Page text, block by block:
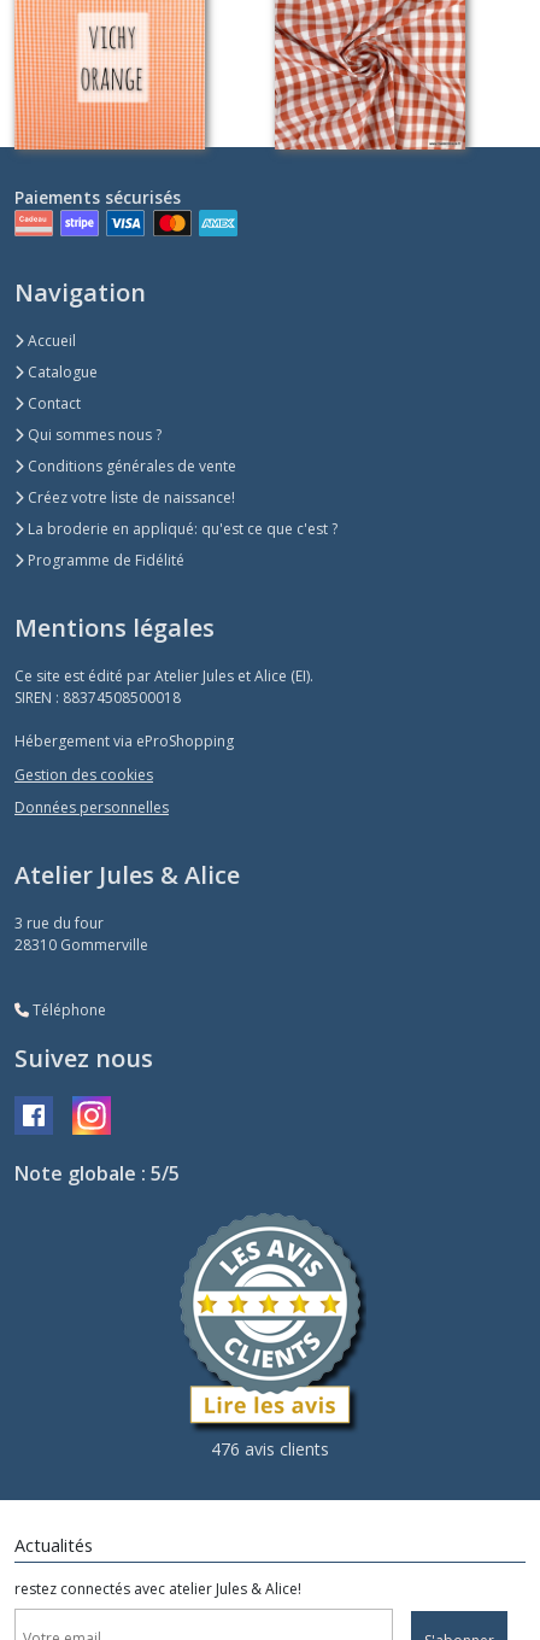
Sur demande Sur demande
Paiements sécurisés
Navigation
Accueil
Catalogue
Contact
Qui sommes nous ?
Conditions générales de vente
Créez votre liste de naissance!
La broderie en appliqué: qu'est ce que c'est ?
Programme de Fidélité
Mentions légales
Ce site est édité par Atelier Jules et Alice (EI).
SIREN : 88374508500018
Hébergement via eProShopping
Gestion des cookies
Données personnelles
Atelier Jules & Alice
3 rue du four
28310 Gommerville
Téléphone
Suivez nous
Note globale : 5/5
476 avis clients
Actualités
restez connectés avec atelier Jules & Alice!